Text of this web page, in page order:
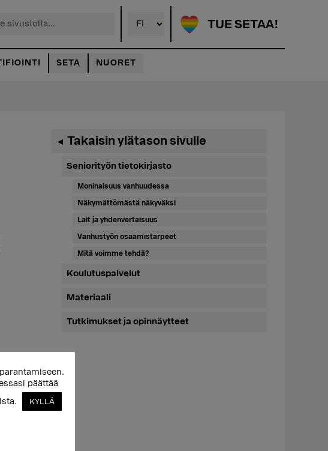
TUE SETAA!
SETA NUORET
Ensisijainen
sivupalkki
◄ Takaisin ylätason sivulle
Seniorityön tietokirjasto
Moninaisuus vanhuudessa
Näkymättömästä näkyväksi
Lait ja yhdenvertaisuus
Vanhustyön osaamistarpeet
Mitä voimme tehdä?
Koulutuspalvelut
Materiaali
Tutkimukset ja opinnäytteet
päättää
KYLLÄ